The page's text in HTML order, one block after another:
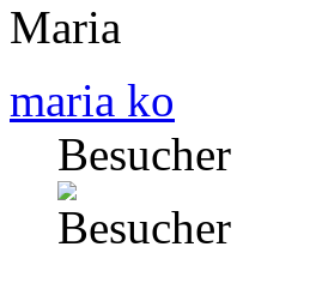
Maria
maria ko
Besucher